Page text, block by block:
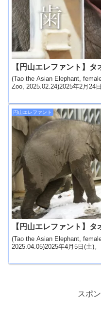
【円山エレファント】
(Tao the Asian Elephant,
Zoo, 2025.02.24)2025年2月24日
円山エレファント
【円山エレファント】
(Tao the Asian Elephant,
2025.04.05)2025年4月5日(土)。
スポ